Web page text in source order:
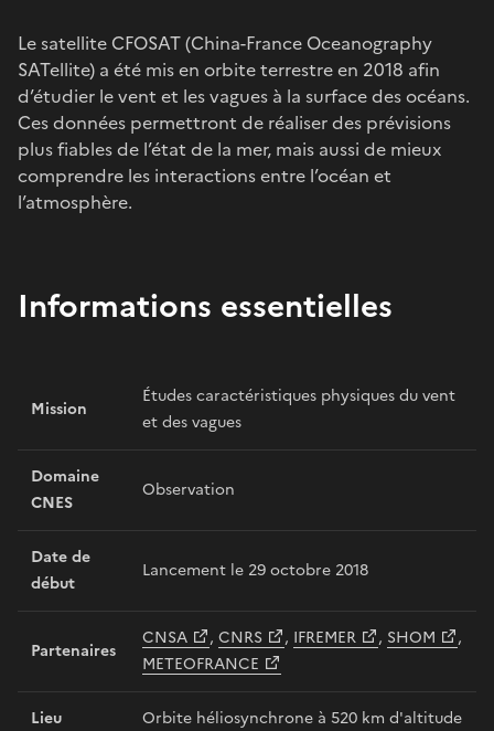
Le satellite CFOSAT (China-France Oceanography
SATellite) a été mis en orbite terrestre en 2018 afin
d’étudier le vent et les vagues à la surface des océans.
Ces données permettront de réaliser des prévisions
plus fiables de l’état de la mer, mais aussi de mieux
comprendre les interactions entre l’océan et
l’atmosphère.
Informations essentielles
Mission
Études caractéristiques physiques du vent
et des vagues
Domaine
CNES
Observation
Date de
début
Lancement le 29 octobre 2018
Partenaires
CNSA , CNRS , IFREMER , SHOM
,
METEOFRANCE
Lieu Orbite héliosynchrone à 520 km d'altitude